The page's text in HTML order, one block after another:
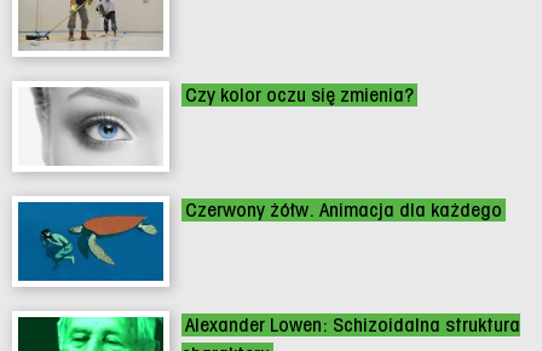
Czy kolor oczu się zmienia?
Czerwony żółw. Animacja dla każdego
Alexander Lowen: Schizoidalna struktura